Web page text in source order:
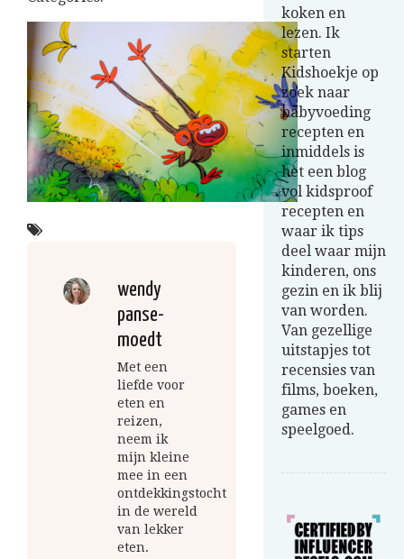
wendy
panse-
moedt
Met een
liefde voor
eten en
reizen,
neem ik
mijn kleine
mee in een
ontdekkingstocht
in de wereld
van lekker
eten.
koken en
lezen. Ik
starten
Kidshoekje op
zoek naar
babyvoeding
recepten en
inmiddels is
het een blog
vol kidsproof
recepten en
waar ik tips
deel waar mijn
kinderen, ons
gezin en ik blij
van worden.
Van gezellige
uitstapjes tot
recensies van
films, boeken,
games en
speelgoed.